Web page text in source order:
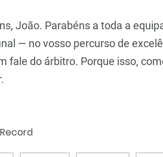
João. Parabéns a toda a
— no vosso percurso de
fale do árbitro. Porque isso,
Record